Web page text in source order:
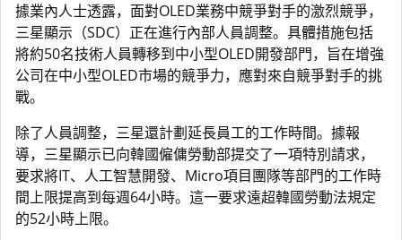
據業內人士透露，面對OLED業務中競爭對手的激烈競爭，
三星顯示（SDC）正在進行內部人員調整。具體措施包括
將約50名技術人員轉移到中小型OLED開發部門，旨在增強
公司在中小型OLED市場的競爭力，應對來自競爭對手的挑
戰。
除了人員調整，三星還計劃延長員工的工作時間。據報
導，三星顯示已向韓國僱傭勞動部提交了一項特別請求，
要求將IT、人工智慧開發、Micro項目團隊等部門的工作時
間上限提高到每週64小時。這一要求遠超韓國勞動法規定
的52小時上限。